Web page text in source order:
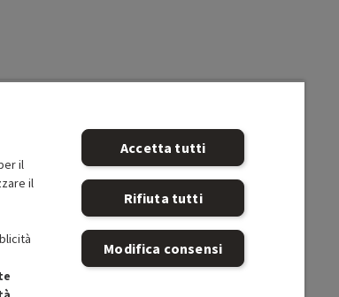
3.0; Modalità Pet-friendly; Assistente vocale
il
il
Accetta tutti
Rifiuta tutti
Modifica consensi